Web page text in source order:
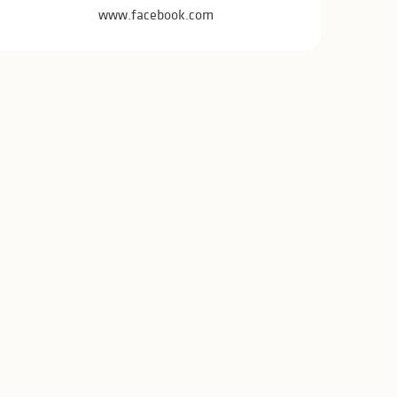
www.facebook.com